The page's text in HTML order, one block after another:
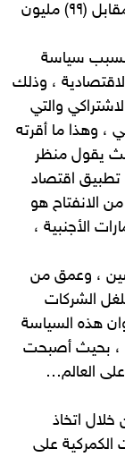
على مستوى العالم منذ منتصف هذا العام مقابل (٩٩) مليون
بسبب سياسة
، وذلك
الاشتراكي والتي
، وهذا ما أقرته
يقول منظر
تطبيق اقتصاد
الانفتاح هو
الأجنبية ،
، وعمق من
الشركات
هذه السياسة
، بحيث أصبحت
العالم…
اتخاذ
الكمركية على